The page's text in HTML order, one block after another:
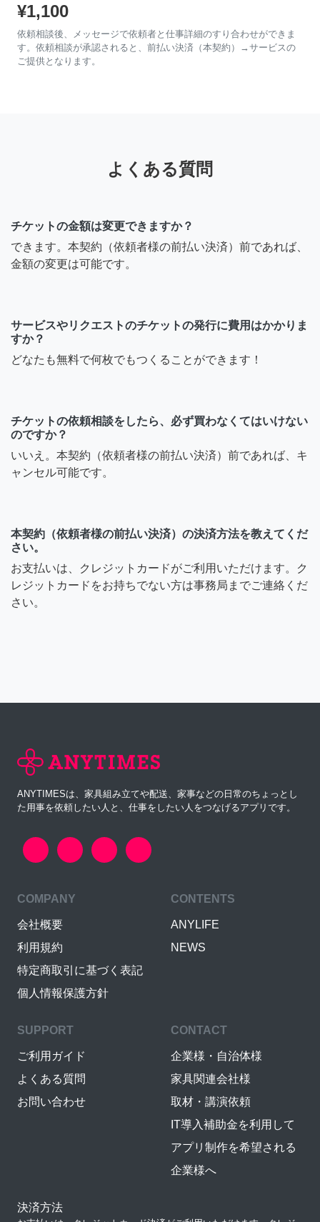
¥1,100
依頼相談後、メッセージで依頼者と仕事詳細のすり合わせができま
す。依頼相談が承認されると、前払い決済（本契約）→サービスの
ご提供となります。
よくある質問
チケットの金額は変更できますか？
できます。本契約（依頼者様の前払い決済）前であれば、
金額の変更は可能です。
サービスやリクエストのチケットの発行に費用はかかりま
すか？
どなたも無料で何枚でもつくることができます！
チケットの依頼相談をしたら、必ず買わなくてはいけない
のですか？
いいえ。本契約（依頼者様の前払い決済）前であれば、キ
ャンセル可能です。
本契約（依頼者様の前払い決済）の決済方法を教えてくだ
さい。
お支払いは、クレジットカードがご利用いただけます。ク
レジットカードをお持ちでない方は事務局までご連絡くだ
さい。
ANYTIMESは、家具組み立てや配送、家事などの日常のちょっとし
た用事を依頼したい人と、仕事をしたい人をつなげるアプリです。
COMPANY
会社概要
利用規約
特定商取引に基づく表記
個人情報保護方針
CONTENTS
ANYLIFE
NEWS
SUPPORT
ご利用ガイド
よくある質問
お問い合わせ
CONTACT
企業様・自治体様
家具関連会社様
取材・講演依頼
IT導入補助金を利用して
アプリ制作を希望される
企業様へ
決済方法